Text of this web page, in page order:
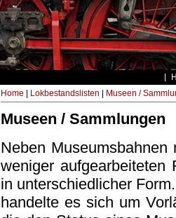
Home Lokbestandslisten Museen /
Museen / Sammlungen
Neben
weniger aufgearbeiteten
in unterschiedlicher
handelte es sich um